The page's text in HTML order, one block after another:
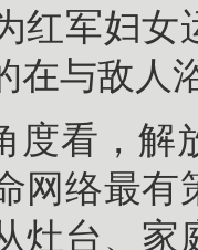
红军妇女
在与敌人
度看，解
网络最有
灶台、家